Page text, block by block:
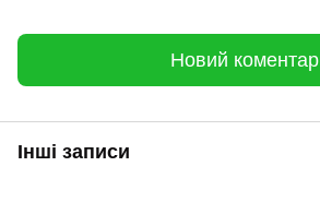
Новий коментар
Інші записи